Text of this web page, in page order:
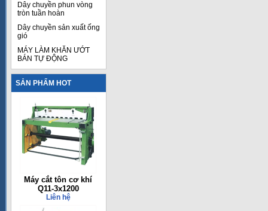
Dây chuyền phun vòng
tròn tuần hoàn
Dây chuyền sản xuất ống
gió
MÁY LÀM KHĂN ƯỚT
BÁN TỰ ĐỘNG
SẢN PHẨM HOT
Máy cắt tôn cơ khí
Q11-3x1200
Liên hệ